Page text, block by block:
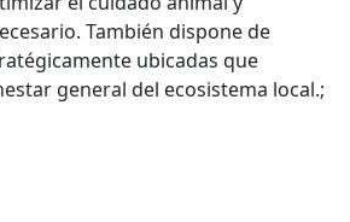
También dispone de
ubicadas que
general del ecosistema local.;